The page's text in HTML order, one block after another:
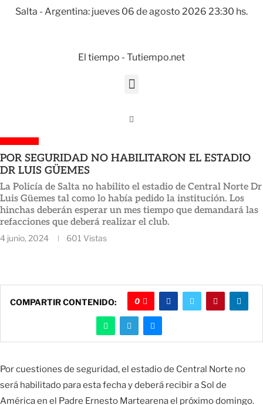
Salta - Argentina: jueves 06 de agosto 2026 23:30 hs.
El tiempo - Tutiempo.net
POR SEGURIDAD NO HABILITARON EL ESTADIO
DR LUIS GÜEMES
La Policía de Salta no habilito el estadio de Central Norte Dr
Luis Güemes tal como lo había pedido la institución. Los
hinchas deberán esperar un mes tiempo que demandará las
refacciones que deberá realizar el club.
4 junio, 2024 601 Vistas
COMPARTIR CONTENIDO: 0
Por cuestiones de seguridad, el estadio de Central Norte no
será habilitado para esta fecha y deberá recibir a Sol de
América en el Padre Ernesto Martearena el próximo domingo.